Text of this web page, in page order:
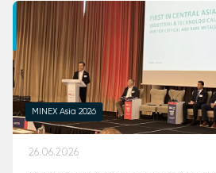
MINEX Asia 2026
26.06.2026